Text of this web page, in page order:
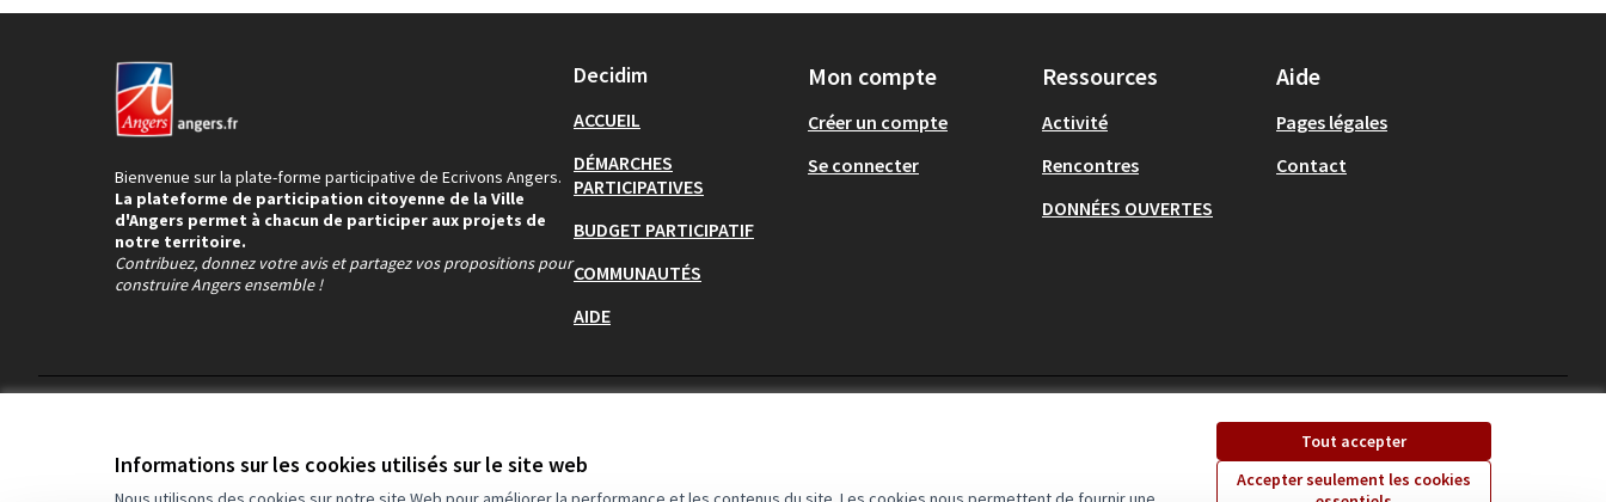
Informations sur les cookies utilisés sur le site web
Tout accepter
Accepter seulement les cookies
Bienvenue sur la plate-forme participative de Ecrivons Angers.
La plateforme de participation citoyenne de la Ville
d'Angers permet à chacun de participer aux projets de
notre territoire.
Contribuez, donnez votre avis et partagez vos propositions pour
construire Angers ensemble !
Decidim
ACCUEIL
DÉMARCHES
PARTICIPATIVES
BUDGET PARTICIPATIF
COMMUNAUTÉS
AIDE
Mon compte
Créer un compte
Se connecter
Ressources
Activité
Rencontres
DONNÉES OUVERTES
Aide
Pages légales
Contact
(Lien externe)(Lien externe)